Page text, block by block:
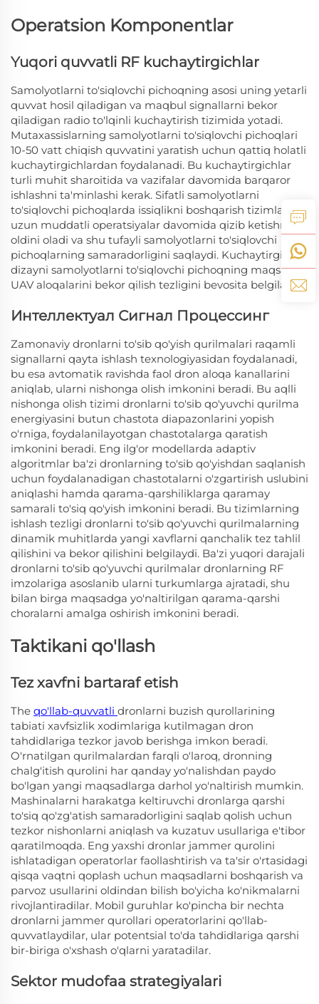
Operatsion Komponentlar
Yuqori quvvatli RF kuchaytirgichlar
Samolyotlarni to'siqlovchi pichoqning asosi uning yetarli
quvvat hosil qiladigan va maqbul signallarni bekor
qiladigan radio to'lqinli kuchaytirish tizimida yotadi.
Mutaxassislarning samolyotlarni to'siqlovchi pichoqlari
10-50 vatt chiqish quvvatini yaratish uchun qattiq holatli
kuchaytirgichlardan foydalanadi. Bu kuchaytirgichlar
turli muhit sharoitida va vazifalar davomida barqaror
ishlashni ta'minlashi kerak. Sifatli samolyotlarni
to'siqlovchi pichoqlarda issiqlikni boshqarish tizimlari
uzun muddatli operatsiyalar davomida qizib ketishni
oldini oladi va shu tufayli samolyotlarni to'siqlovchi
pichoqlarning samaradorligini saqlaydi. Kuchaytirgich
dizayni samolyotlarni to'siqlovchi pichoqning maqsadli
UAV aloqalarini bekor qilish tezligini bevosita belgilaydi.
Интеллектуал Сигнал Процессинг
Zamonaviy dronlarni to'sib qo'yish qurilmalari raqamli
signallarni qayta ishlash texnologiyasidan foydalanadi,
bu esa avtomatik ravishda faol dron aloqa kanallarini
aniqlab, ularni nishonga olish imkonini beradi. Bu aqlli
nishonga olish tizimi dronlarni to'sib qo'yuvchi qurilma
energiyasini butun chastota diapazonlarini yopish
o'rniga, foydalanilayotgan chastotalarga qaratish
imkonini beradi. Eng ilg'or modellarda adaptiv
algoritmlar ba'zi dronlarning to'sib qo'yishdan saqlanish
uchun foydalanadigan chastotalarni o'zgartirish uslubini
aniqlashi hamda qarama-qarshiliklarga qaramay
samarali to'siq qo'yish imkonini beradi. Bu tizimlarning
ishlash tezligi dronlarni to'sib qo'yuvchi qurilmalarning
dinamik muhitlarda yangi xavflarni qanchalik tez tahlil
qilishini va bekor qilishini belgilaydi. Ba'zi yuqori darajali
dronlarni to'sib qo'yuvchi qurilmalar dronlarning RF
imzolariga asoslanib ularni turkumlarga ajratadi, shu
bilan birga maqsadga yo'naltirilgan qarama-qarshi
choralarni amalga oshirish imkonini beradi.
Taktikani qo'llash
Tez xavfni bartaraf etish
The qo'llab-quvvatli dronlarni buzish qurollarining
tabiati xavfsizlik xodimlariga kutilmagan dron
tahdidlariga tezkor javob berishga imkon beradi.
O'rnatilgan qurilmalardan farqli o'laroq, dronning
chalg'itish qurolini har qanday yo'nalishdan paydo
bo'lgan yangi maqsadlarga darhol yo'naltirish mumkin.
Mashinalarni harakatga keltiruvchi dronlarga qarshi
to'siq qo'zg'atish samaradorligini saqlab qolish uchun
tezkor nishonlarni aniqlash va kuzatuv usullariga e'tibor
qaratilmoqda. Eng yaxshi dronlar jammer qurolini
ishlatadigan operatorlar faollashtirish va ta'sir o'rtasidagi
qisqa vaqtni qoplash uchun maqsadlarni boshqarish va
parvoz usullarini oldindan bilish bo'yicha ko'nikmalarni
rivojlantiradilar. Mobil guruhlar ko'pincha bir nechta
dronlarni jammer qurollari operatorlarini qo'llab-
quvvatlaydilar, ular potentsial to'da tahdidlariga qarshi
bir-biriga o'xshash o'qlarni yaratadilar.
Sektor mudofaa strategiyalari